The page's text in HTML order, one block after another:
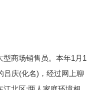
商场销售员。本年1月1
吕庆(化名)，经过网上聊